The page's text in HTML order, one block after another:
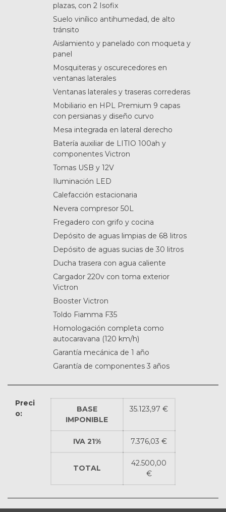
plazas, con 2 Isofix
Suelo vinílico antihumedad, de alto
tránsito
Aislamiento y panelado con moqueta y
panel
Mosquiteras y oscurecedores en
ventanas laterales
Ventanas laterales y traseras correderas
Mobiliario en HPL Premium 9 capas
con persianas y diseño curvo
Mesa integrada en lateral derecho
Batería auxiliar de LITIO 100ah y
componentes Victron
Tomas USB y 12V
Iluminación LED
Calefacción estacionaria
Nevera compresor 50L
Fregadero con grifo y cocina
Depósito de aguas limpias de 68 litros
Depósito de aguas sucias de 30 litros
Ducha trasera con agua caliente
Cargador 220v con toma exterior
Victron
Booster Victron
Toldo Fiamma F35
Homologación completa como
autocaravana (120 km/h)
Garantía mecánica de 1 año
Garantía de componentes 3 años
Preci
o:
BASE
IMPONIBLE
35.123,97 €
IVA 21% 7.376,03 €
TOTAL
42.500,00
€